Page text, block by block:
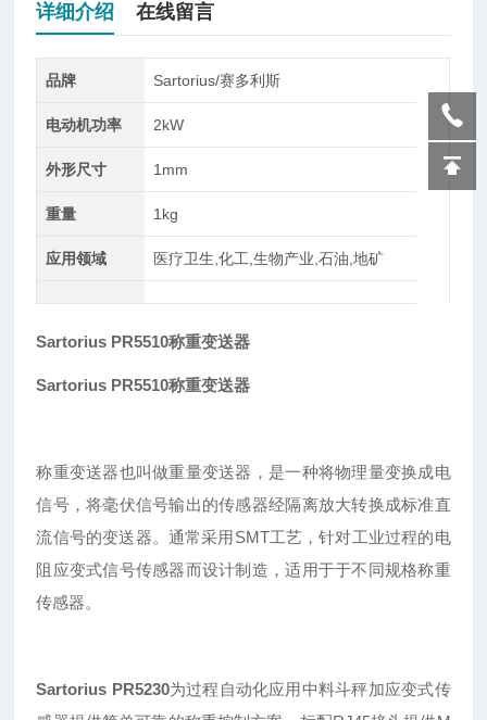
详细介绍 在线留言
品牌 Sartorius/赛多利斯
电动机功率 2kW
外形尺寸 1mm
重量 1kg
应用领域 医疗卫生,化工,生物产业,石油,地矿
Sartorius PR5510称重变送器
Sartorius PR5510称重变送器
称重变送器也叫做重量变送器，是一种将物理量变换成电
信号，将毫伏信号输出的传感器经隔离放大转换成标准直
流信号的变送器。通常采用SMT工艺，针对工业过程的电
阻应变式信号传感器而设计制造，适用于于不同规格称重
传感器。
Sartorius PR5230为过程自动化应用中料斗秤加应变式传